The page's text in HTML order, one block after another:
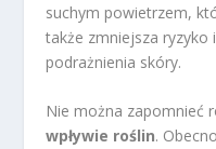
suchym powietrzem,
także zmniejsza
podrażnienia skóry.
Nie można zapomnieć
wpływie roślin.